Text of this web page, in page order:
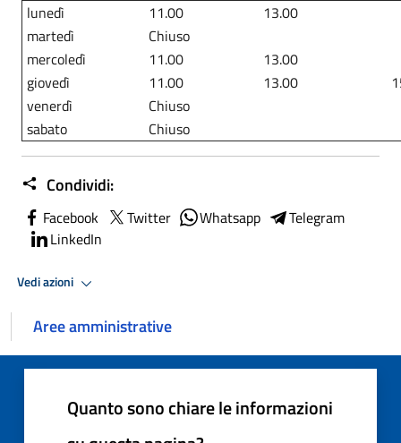
lunedì
11.00
13.00
martedì
Chiuso
mercoledì
11.00
13.00
giovedì
11.00 13.00
venerdì
Chiuso
sabato
Chiuso
Condividi:
Facebook Twitter Whatsapp
Telegram
LinkedIn
Vedi azioni
Aree amministrative
Quanto sono chiare le informazioni